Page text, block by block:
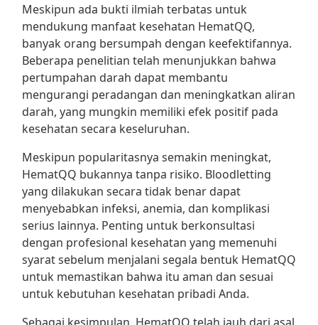
Meskipun ada bukti ilmiah terbatas untuk
mendukung manfaat kesehatan HematQQ,
banyak orang bersumpah dengan keefektifannya.
Beberapa penelitian telah menunjukkan bahwa
pertumpahan darah dapat membantu
mengurangi peradangan dan meningkatkan aliran
darah, yang mungkin memiliki efek positif pada
kesehatan secara keseluruhan.
Meskipun popularitasnya semakin meningkat,
HematQQ bukannya tanpa risiko. Bloodletting
yang dilakukan secara tidak benar dapat
menyebabkan infeksi, anemia, dan komplikasi
serius lainnya. Penting untuk berkonsultasi
dengan profesional kesehatan yang memenuhi
syarat sebelum menjalani segala bentuk HematQQ
untuk memastikan bahwa itu aman dan sesuai
untuk kebutuhan kesehatan pribadi Anda.